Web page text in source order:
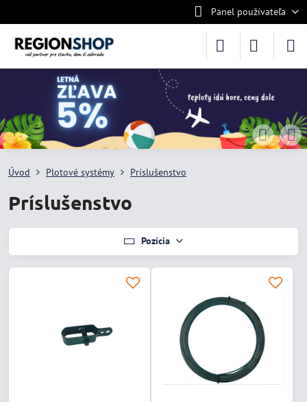
Panel používateľa
Úvod Plotové systémy Príslušenstvo
Príslušenstvo
Pozícia